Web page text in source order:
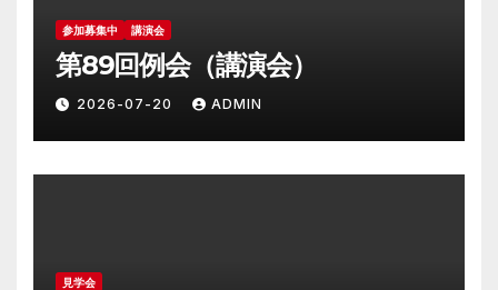
参加募集中 講演会
第89回例会（講演会）
2026-07-20 ADMIN
見学会